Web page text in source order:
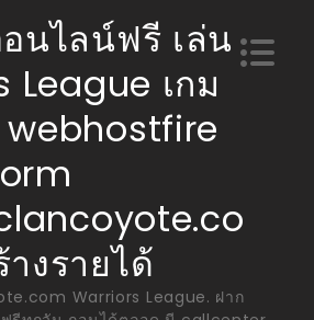
นไลน์ฟรี เล่น
League เกม
งรายได้
Warriors League. ฝาก